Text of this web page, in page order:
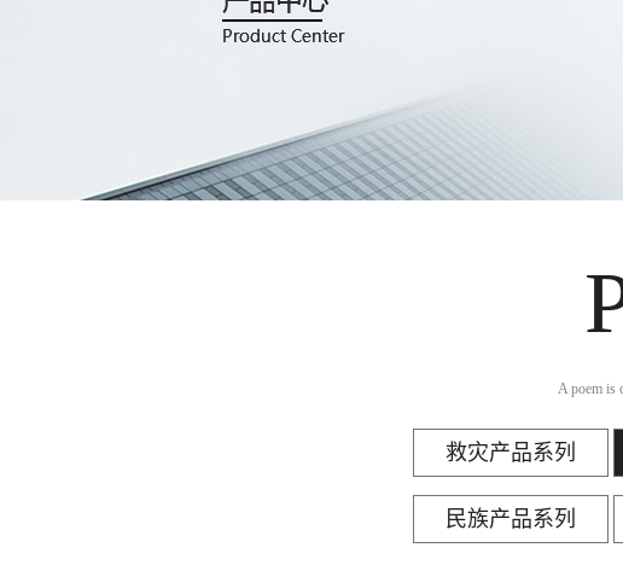
A poem is
救灾产品系列
民族产品系列